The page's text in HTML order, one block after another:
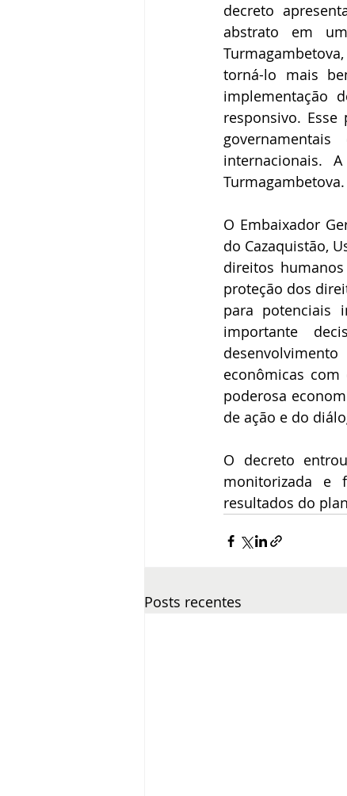
decreto
abstrato em
torná-lo mais
implementação
responsivo.
internacionais.
Turmagambetova.
O Embaixador
do Cazaquistão,
direitos
proteção dos
para potenciais
importante
econômicas
poderosa
de ação e do
O decreto
monitorizada e
resultados do
Posts recentes